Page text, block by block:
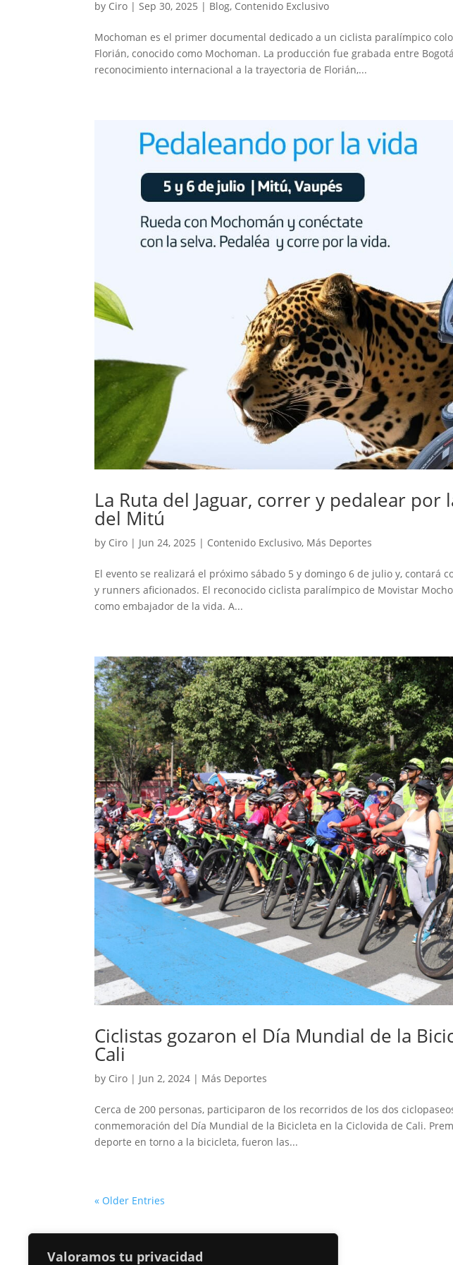
Valoramos tu privacidad
by Ciro | Sep 30, 2025 | Blog, Contenido Exclusivo
Mochoman es el primer documental dedicado a un ciclista paralímpico
Florián, conocido como Mochoman. La producción fue grabada entre
reconocimiento internacional a la trayectoria de Florián,...
La Ruta del Jaguar, correr y pedalear por
del Mitú
by Ciro | Jun 24, 2025 | Contenido Exclusivo, Más Deportes
El evento se realizará el próximo sábado 5 y domingo 6 de julio y, contará
y runners aficionados. El reconocido ciclista paralímpico de Movistar
como embajador de la vida. A...
Ciclistas gozaron el Día Mundial de la
Cali
by Ciro | Jun 2, 2024 | Más Deportes
Cerca de 200 personas, participaron de los recorridos de los dos
conmemoración del Día Mundial de la Bicicleta en la Ciclovida de Cali.
deporte en torno a la bicicleta, fueron las...
« Older Entries